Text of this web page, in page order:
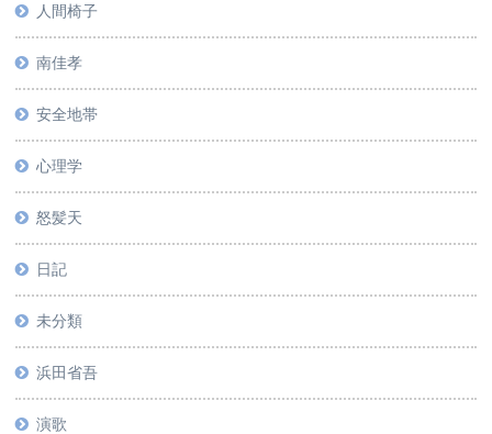
人間椅子
南佳孝
安全地帯
心理学
怒髪天
日記
未分類
浜田省吾
演歌